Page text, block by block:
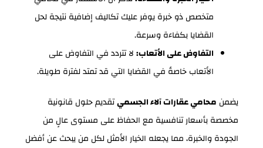
متخصص ذو خبرة يوفر عليك تكاليف إضافية نتيجة لحل
القضايا بكفاءة وسرعة.
التفاوض على الأتعاب:لا تتردد في التفاوض على
الأتعاب خاصةً في القضايا التي قد تمتد لفترة طويلة.
يضمن محامي عقارات آلاء الجسميتقديم حلول قانونية
مخصصة بأسعار تنافسية مع الحفاظ على مستوى عالٍ من
الجودة والخبرة، مما يجعله الخيار الأمثل لكل من يبحث عن أفضل